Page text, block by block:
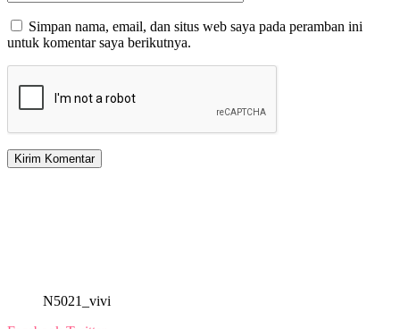
Simpan nama, email, dan situs web saya pada peramban ini
untuk komentar saya berikutnya.
N5021_vivi